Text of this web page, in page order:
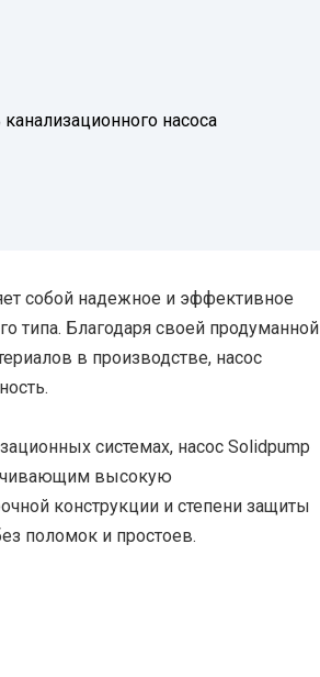
насоса
собой надежное и эффективное
типа. Благодаря своей продуманной
в производстве, насос
системах, насос Solidpump
высокую
конструкции и степени защиты
поломок и простоев.